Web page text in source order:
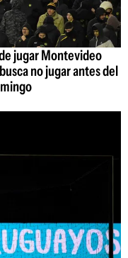
jugar Montevideo
no jugar antes del